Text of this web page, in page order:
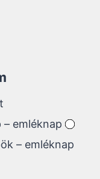
emléknap
– emléknap